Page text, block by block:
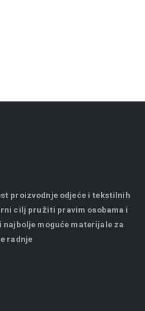
proizvodnje odjeće i tekstilnih
cilj pružiti pravim osobama i
moguće materijale za
radnje